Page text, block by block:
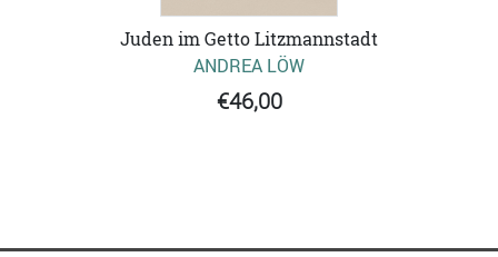
Juden im Getto Litzmannstadt
ANDREA LÖW
€46,00